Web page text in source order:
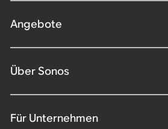
Angebote
Über Sonos
Für Unternehmen